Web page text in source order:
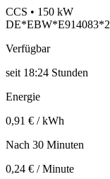
CCS • 150 kW
DE*EBW*E914083*2
Verfügbar
seit 18:24 Stunden
Energie
0,91 € / kWh
Nach 30 Minuten
0,24 € / Minute